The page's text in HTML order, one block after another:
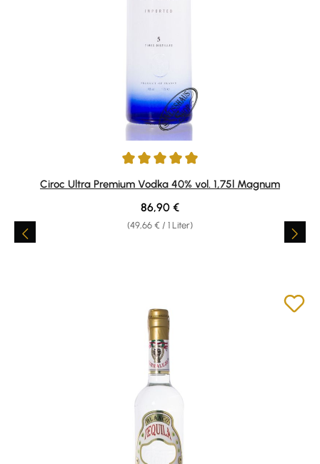
Durchschnittliche Bewertung von 5 von 5 Sternen
Ciroc Ultra Premium Vodka 40% vol. 1,75l Magnum
(49,66 € / 1 Liter)
Regulärer Preis:
86,90 €